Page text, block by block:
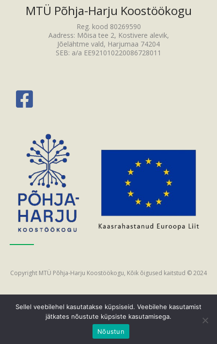
MTÜ Põhja-Harju Koostöökogu
Reg. kood 80269590
Aadress: Mõisa tee 2, Kostivere alevik,
Jõelähtme vald, Harjumaa 74204
SEB: a/a EE921010220086728011
Copyright MTÜ Põhja-Harju Koostöökogu, Kõik õigused kaitstud © 2024
Sellel veebilehel kasutatakse küpsiseid. Veebilehe kasutamist
jätkates nõustute küpsiste kasutamisega.
Nõustun